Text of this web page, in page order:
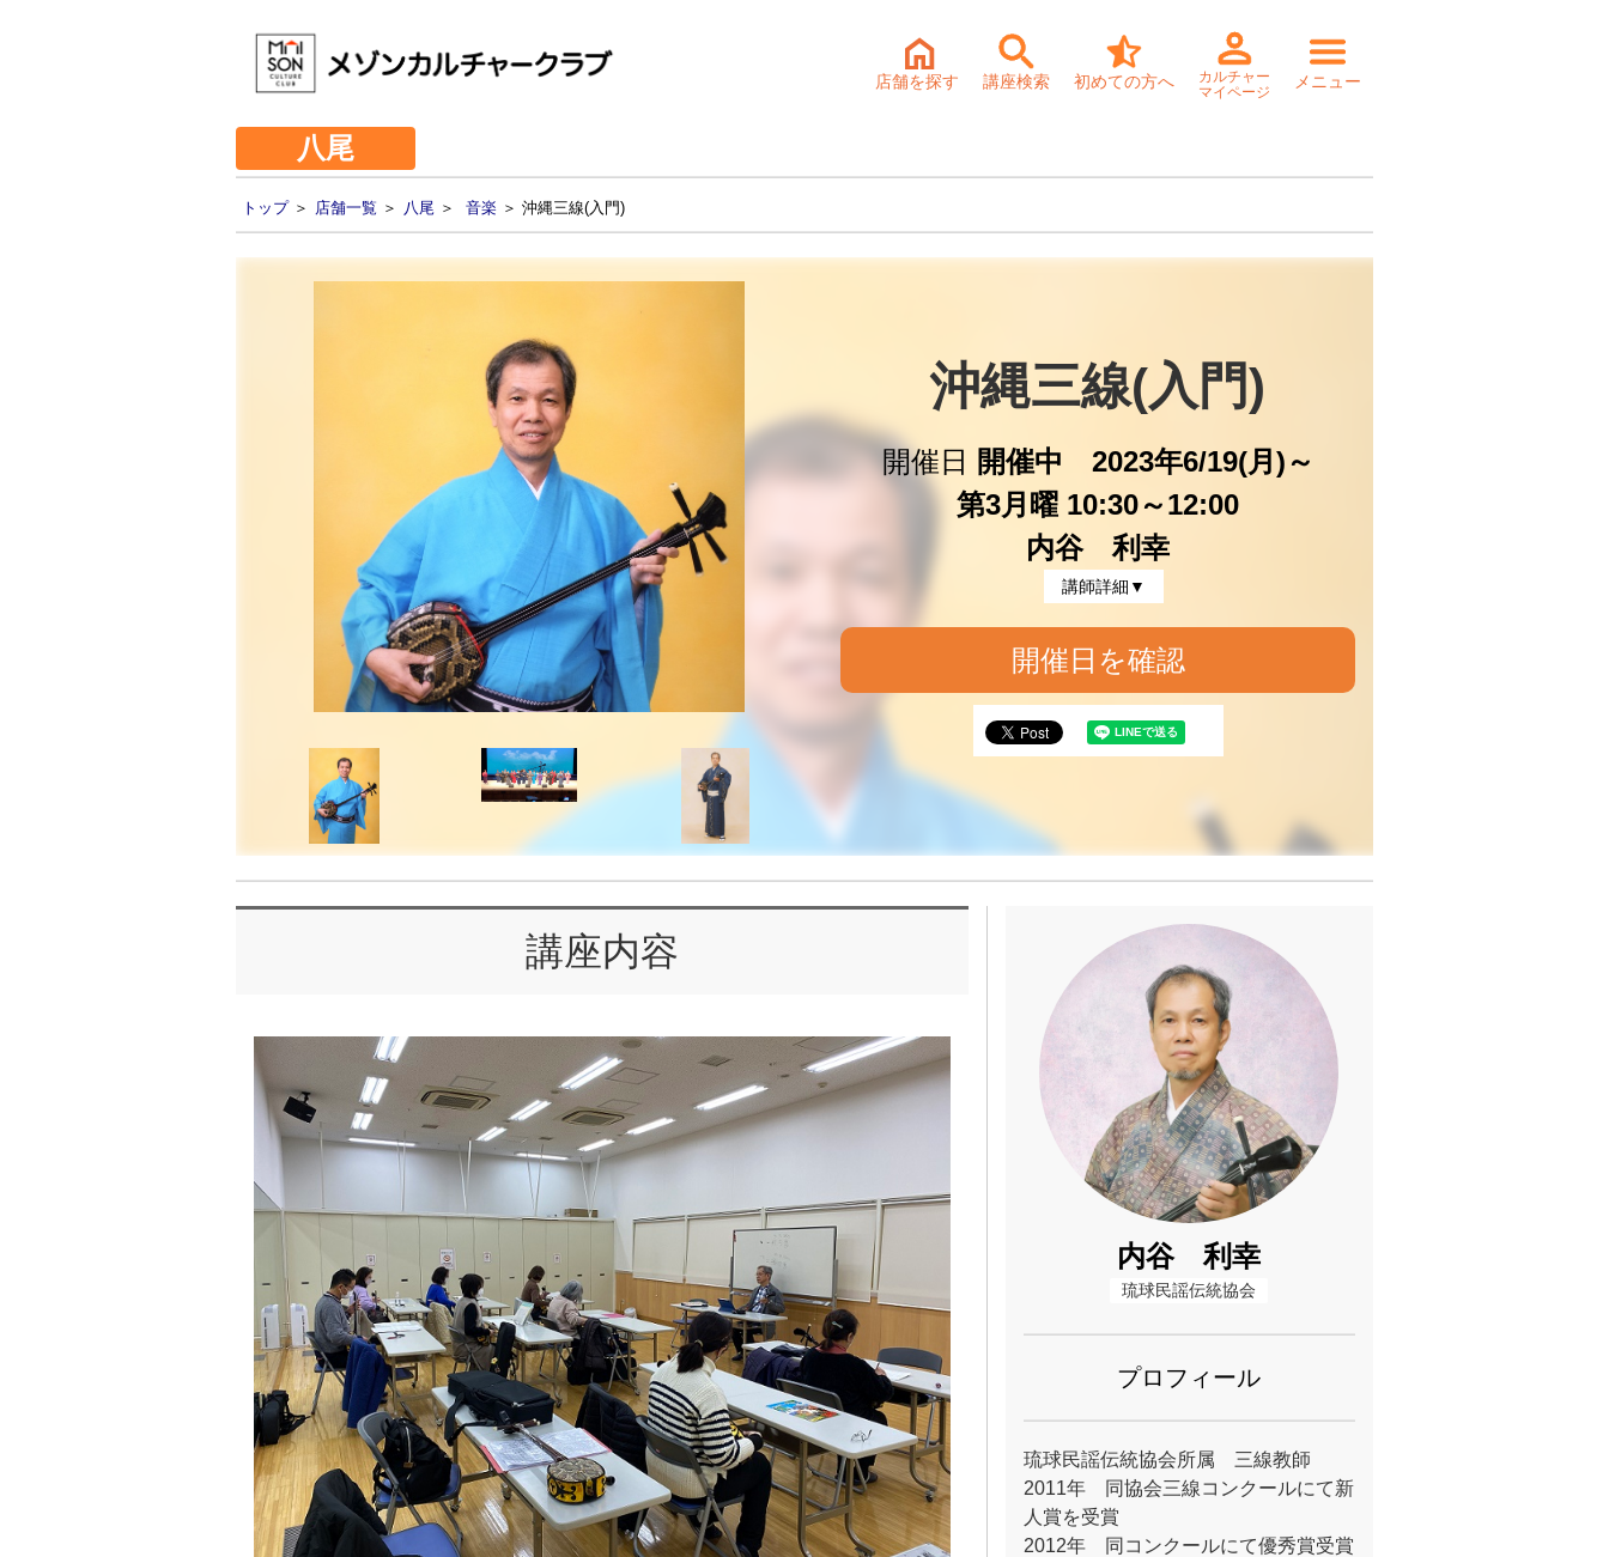
店舗を探す 講座検索 初めての方へ
カルチャー
マイページ
メニュー
八尾
トップ＞ 店舗一覧 ＞ 八尾 ＞ 音楽 ＞ 沖縄三線(入門)
沖縄三線(入門)
開催日
開催中 2023年6/19(月)～
第3月曜 10:30～12:00
内谷 利幸
講師詳細▼
開催日を確認
講座内容
内谷 利幸
琉球民謡伝統協会
プロフィール
琉球民謡伝統協会所属 三線教師
2011年 同協会三線コンクールにて新
人賞を受賞
2012年 同コンクールにて優秀賞受賞